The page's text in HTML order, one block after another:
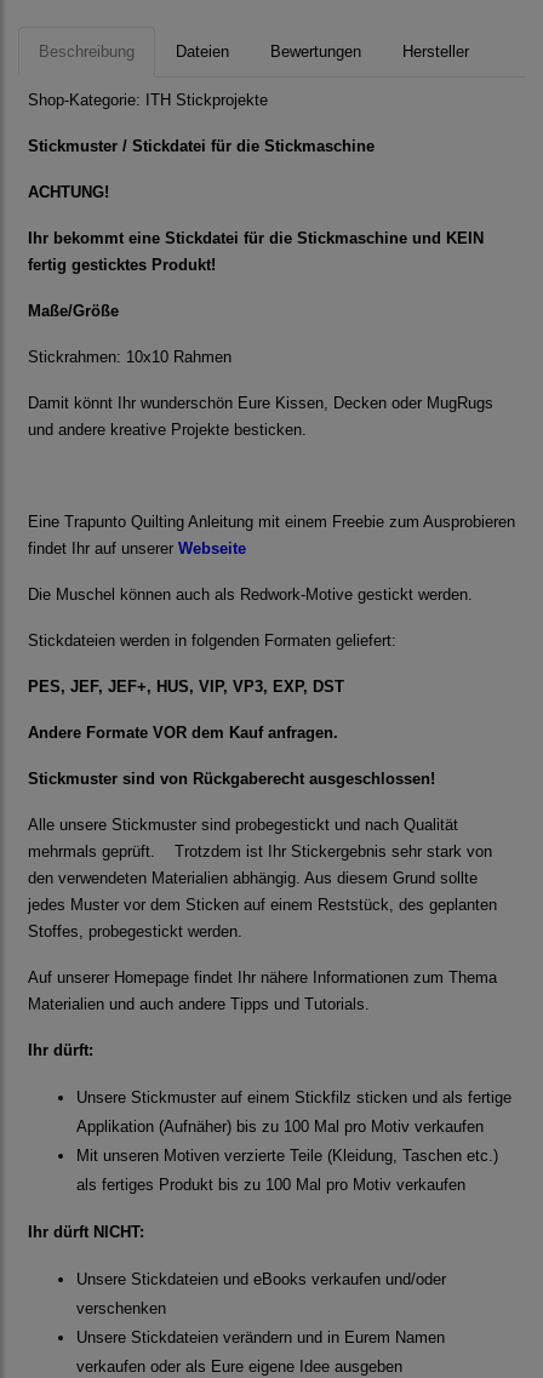
Beschreibung Dateien Bewertungen Hersteller
Shop-Kategorie: ITH Stickprojekte
Stickmuster / Stickdatei für die Stickmaschine
ACHTUNG!
Ihr bekommt eine Stickdatei für die Stickmaschine und KEIN
fertig gesticktes Produkt!
Maße/Größe
Stickrahmen: 10x10 Rahmen
Damit könnt Ihr wunderschön Eure Kissen, Decken oder MugRugs
und andere kreative Projekte besticken.
Eine Trapunto Quilting Anleitung mit einem Freebie zum Ausprobieren
findet Ihr auf unserer Webseite
Die Muschel können auch als Redwork-Motive gestickt werden.
Stickdateien werden in folgenden Formaten geliefert:
PES, JEF, JEF+, HUS, VIP, VP3, EXP, DST
Andere Formate VOR dem Kauf anfragen.
Stickmuster sind von Rückgaberecht ausgeschlossen!
Alle unsere Stickmuster sind probegestickt und nach Qualität
mehrmals geprüft. Trotzdem ist Ihr Stickergebnis sehr stark von
den verwendeten Materialien abhängig. Aus diesem Grund sollte
jedes Muster vor dem Sticken auf einem Reststück, des geplanten
Stoffes, probegestickt werden.
Auf unserer Homepage findet Ihr nähere Informationen zum Thema
Materialien und auch andere Tipps und Tutorials.
Ihr dürft:
Unsere Stickmuster auf einem Stickfilz sticken und als fertige
Applikation (Aufnäher) bis zu 100 Mal pro Motiv verkaufen
Mit unseren Motiven verzierte Teile (Kleidung, Taschen etc.)
als fertiges Produkt bis zu 100 Mal pro Motiv verkaufen
Ihr dürft NICHT:
Unsere Stickdateien und eBooks verkaufen und/oder
verschenken
Unsere Stickdateien verändern und in Eurem Namen
verkaufen oder als Eure eigene Idee ausgeben